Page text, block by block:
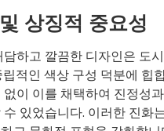
상징적 중요성
하고 깔끔한 디자인은 도
적인 색상 구성 덕분에 힙
이 이를 채택하여 진정성
있었습니다. 이러한 진화